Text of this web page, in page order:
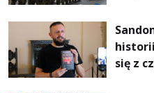
się z